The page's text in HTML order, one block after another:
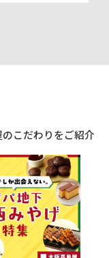
こだわりをご紹介